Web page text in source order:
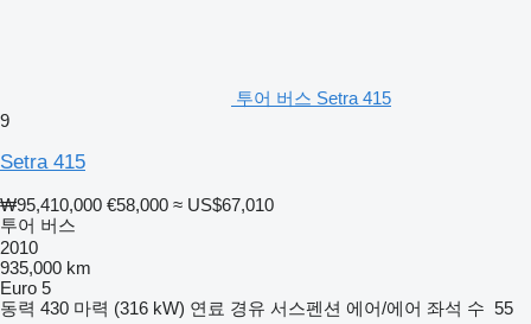
투어 버스 Setra 415
9
Setra 415
₩95,410,000 €58,000 ≈ US$67,010
투어 버스
2010
935,000 km
Euro 5
동력 430 마력 (316 kW) 연료 경유 서스펜션 에어/에어 좌석 수 55